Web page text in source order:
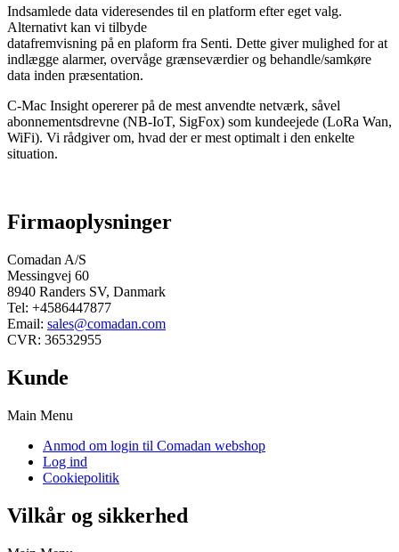
Indsamlede data videresendes til en platform efter eget valg.
Alternativt kan vi tilbyde
datafremvisning på en plaform fra Senti. Dette giver mulighed for at
indlægge alarmer, overvåge grænseværdier og behandle/samkøre
data inden præsentation.
C-Mac Insight opererer på de mest anvendte netværk, såvel
abonnementsdrevne (NB-IoT, SigFox) som kundeejede (LoRa Wan,
WiFi). Vi rådgiver om, hvad der er mest optimalt i den enkelte
situation.
Firmaoplysninger
Comadan A/S
Messingvej 60
8940 Randers SV, Danmark
Tel: +4586447877
Email: sales@comadan.com
CVR: 36532955
Kunde
Main Menu
Anmod om login til Comadan webshop
Log ind
Cookiepolitik
Vilkår og sikkerhed